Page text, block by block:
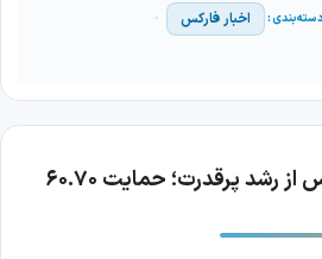
اخبار فارکس
اصلاح قیمت نقره پس از رشد پرقدرت؛ حمایت ۶۰.۷۰